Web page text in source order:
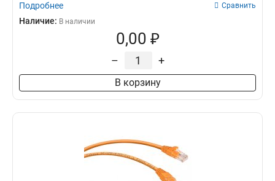
Подробнее Сравнить
Наличие: В наличии
0,00 ₽
– +
В корзину